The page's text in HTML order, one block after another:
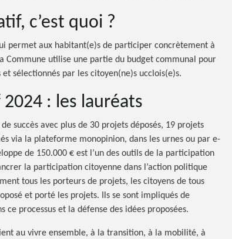
c’est quoi ?
permet aux habitant(e)s de participer concrètement à
Commune utilise une partie du budget communal pour
sélectionnés par les citoyen(ne)s ucclois(e)s.
: les lauréats
succès avec plus de 30 projets déposés, 19 projets
via la plateforme monopinion, dans les urnes ou par e-
de 150.000 € est l’un des outils de la participation
la participation citoyenne dans l’action politique
tous les porteurs de projets, les citoyens de tous
et porté les projets. Ils se sont impliqués de
ce processus et la défense des idées proposées.
au vivre ensemble, à la transition, à la mobilité, à